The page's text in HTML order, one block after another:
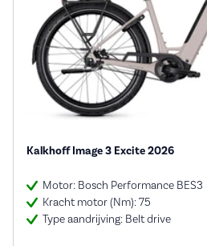
Kalkhoff Image 3 Excite 2026
Motor: Bosch Performance BES3
Kracht motor (Nm): 75
Type aandrijving: Belt drive